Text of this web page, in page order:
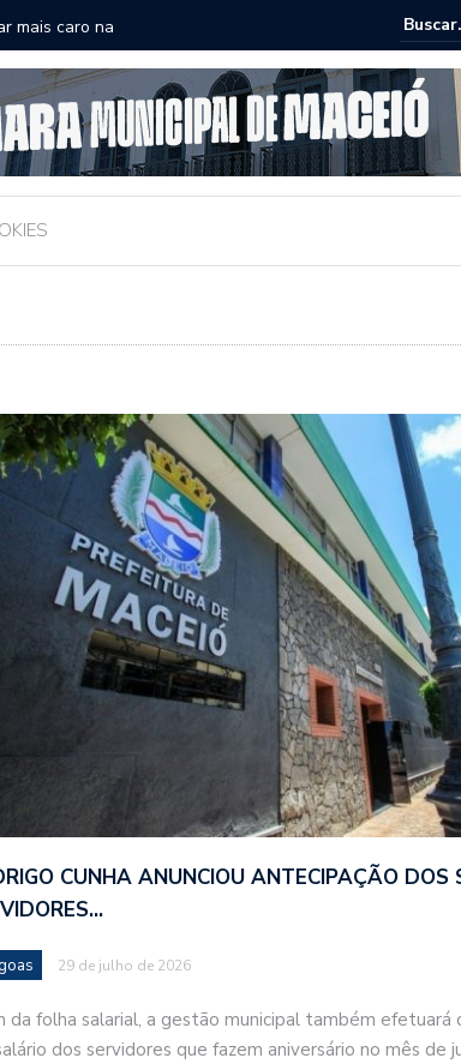
mais caro na
Brasil repudia revogação de visto de
CUNHA ANUNCIOU ANTECIPAÇÃO DOS
29 de julho de 2026
da folha salarial, a gestão municipal também efetuará
dos servidores que fazem aniversário no mês de